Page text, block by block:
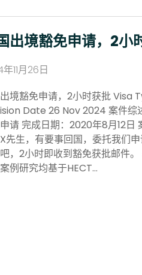
出境豁免申请，2小
11月26日
境豁免申请，2小时获批 Visa
Date 26 Nov 2024 案件综
请 完成日期：2020年8月12日
先生，有要事回国，委托我们
，2小时即收到豁免获批邮件
例研究均基于HECT…